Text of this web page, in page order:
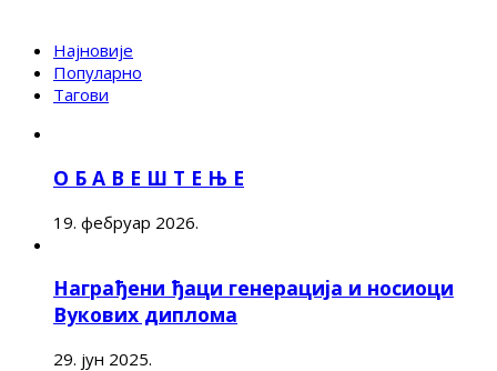
Најновије
Популарно
Тагови
О Б А В Е Ш Т Е Њ Е
19. фебруар 2026.
Награђени ђаци генерација и носиоци
Вукових диплома
29. јун 2025.